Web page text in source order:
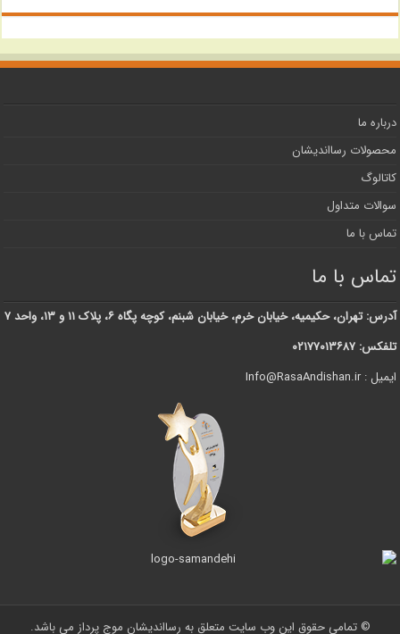
درباره ما
محصولات رسااندیشان
کاتالوگ
سوالات متداول
تماس با ما
تماس با ما
آدرس: تهران، حکیمیه، خیابان خرم، خیابان شبنم، کوچه پگاه ۶، پلاک ۱۱ و ۱۳، واحد ۷
تلفکس: ۰۲۱۷۷۰۱۳۶۸۷
ایمیل : Info@RasaAndishan.ir
© تمامی حقوق این وب سایت متعلق به رسااندیشان موج پرداز می باشد.